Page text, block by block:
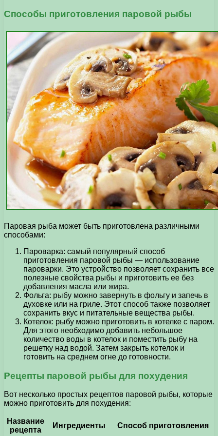
Способы приготовления паровой рыбы
Паровая рыба может быть приготовлена различными
способами:
Пароварка: самый популярный способ
приготовления паровой рыбы — использование
пароварки. Это устройство позволяет сохранить все
полезные свойства рыбы и приготовить ее без
добавления масла или жира.
Фольга: рыбу можно завернуть в фольгу и запечь в
духовке или на гриле. Этот способ также позволяет
сохранить вкус и питательные вещества рыбы.
Котелок: рыбу можно приготовить в котелке с паром.
Для этого необходимо добавить небольшое
количество воды в котелок и поместить рыбу на
решетку над водой. Затем закрыть котелок и
готовить на среднем огне до готовности.
Рецепты паровой рыбы для похудения
Вот несколько простых рецептов паровой рыбы, которые
можно приготовить для похудения:
Название
рецепта
Ингредиенты Способ приготовления